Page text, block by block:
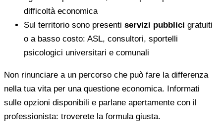
difficoltà economica
Sul territorio sono presenti servizi pubblici gratuiti
o a basso costo: ASL, consultori, sportelli
psicologici universitari e comunali
Non rinunciare a un percorso che può fare la differenza
nella tua vita per una questione economica. Informati
sulle opzioni disponibili e parlane apertamente con il
professionista: troverete la formula giusta.